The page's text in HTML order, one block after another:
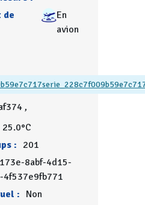
de
En
avion
,
25.0°C
: 201
8abf-4d15-
4f537e9fb771
: Non